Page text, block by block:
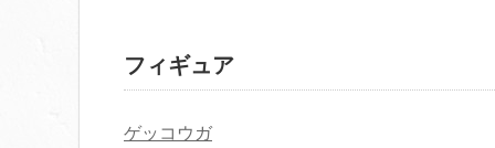
フィギュア
ゲッコウガ